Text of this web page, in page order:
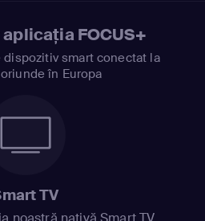
FOCUS+
smart conectat la
în Europa
TV